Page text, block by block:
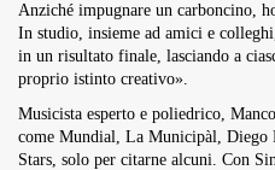
Anziché impugnare un carboncino,
In studio, insieme ad amici e
in un risultato finale, lasciando a
proprio istinto creativo».
Musicista esperto e poliedrico,
come Mundial, La Municipàl, Diego
Stars, solo per citarne alcuni. Con